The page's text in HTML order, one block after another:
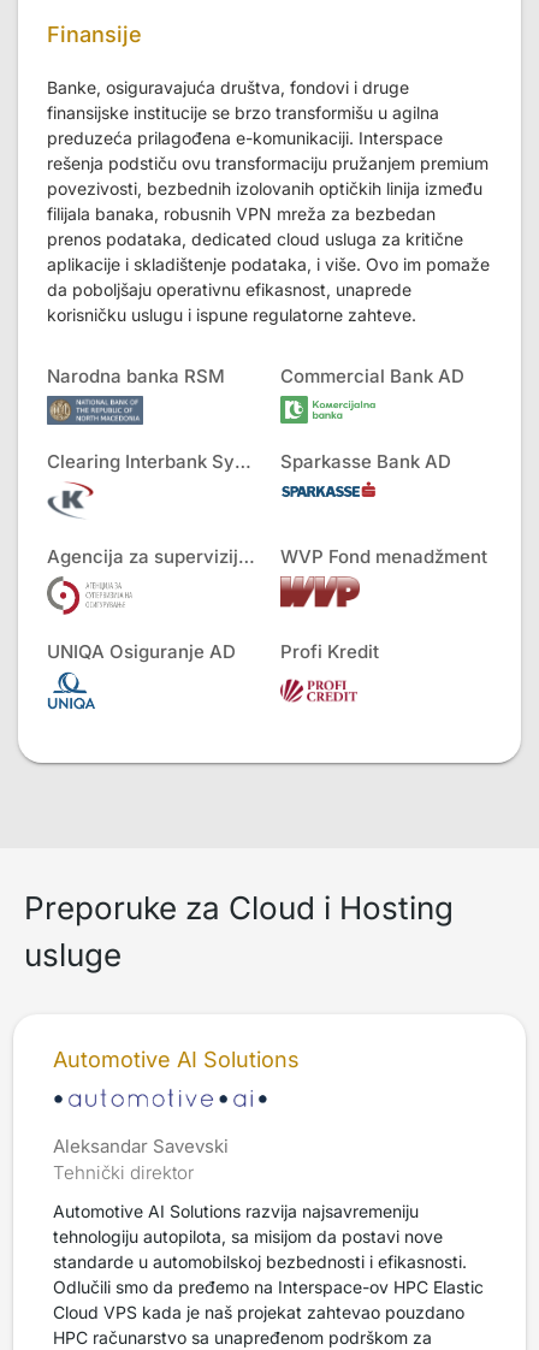
Finansije
Banke, osiguravajuća društva, fondovi i druge
finansijske institucije se brzo transformišu u agilna
preduzeća prilagođena e-komunikaciji. Interspace
rešenja podstiču ovu transformaciju pružanjem premium
povezivosti, bezbednih izolovanih optičkih linija između
filijala banaka, robusnih VPN mreža za bezbedan
prenos podataka, dedicated cloud usluga za kritične
aplikacije i skladištenje podataka, i više. Ovo im pomaže
da poboljšaju operativnu efikasnost, unaprede
korisničku uslugu i ispune regulatorne zahteve.
Narodna banka RSM Commercial Bank AD
Clearing Interbank Systems AD Sparkasse Bank AD
Agencija za superviziju osiguranja WVP Fond menadžment
UNIQA Osiguranje AD Profi Kredit
Preporuke za Cloud i Hosting
usluge
Automotive AI Solutions
Aleksandar Savevski
Tehnički direktor
Automotive AI Solutions razvija najsavremeniju
tehnologiju autopilota, sa misijom da postavi nove
standarde u automobilskoj bezbednosti i efikasnosti.
Odlučili smo da pređemo na Interspace-ov HPC Elastic
Cloud VPS kada je naš projekat zahtevao pouzdano
HPC računarstvo sa unapređenom podrškom za